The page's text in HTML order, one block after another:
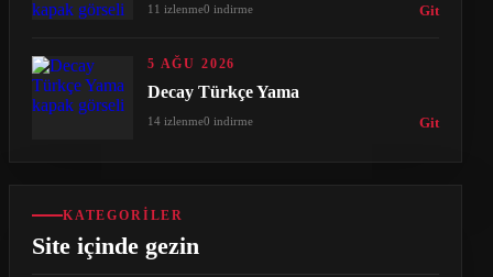
11 izlenme0 indirme Git
5 AĞU 2026
Decay Türkçe Yama
14 izlenme0 indirme Git
KATEGORILER
Site içinde gezin